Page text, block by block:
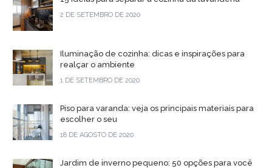
2 DE SETEMBRO DE 2020
Iluminação de cozinha: dicas e inspirações para
realçar o ambiente
1 DE SETEMBRO DE 2020
Piso para varanda: veja os principais materiais para
escolher o seu
18 DE AGOSTO DE 2020
Jardim de inverno pequeno: 50 opções para você